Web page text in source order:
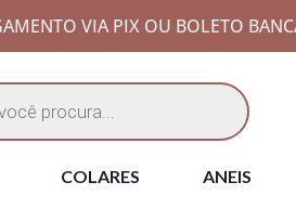
VIA PIX OU BOLETO
COLARES ANEIS